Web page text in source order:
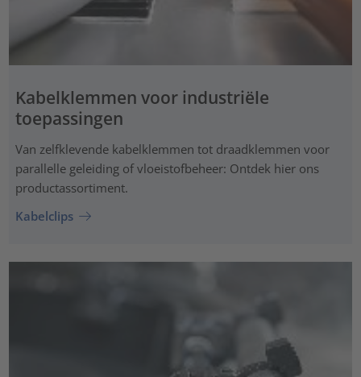
Kabelklemmen voor industriële
toepassingen
Van zelfklevende kabelklemmen tot draadklemmen voor
parallelle geleiding of vloeistofbeheer: Ontdek hier ons
productassortiment.
Kabelclips